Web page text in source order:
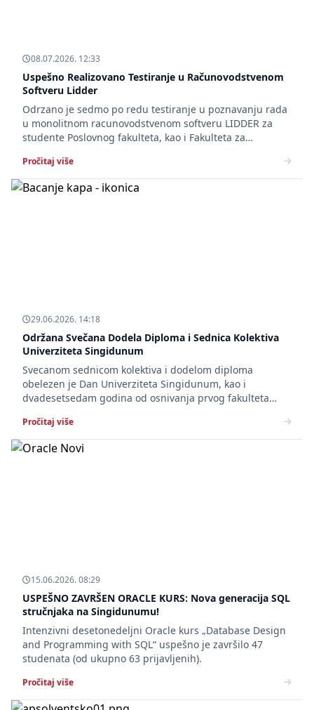
08.07.2026. 12:33
Uspešno Realizovano Testiranje u Računovodstvenom
Softveru Lidder
Odrzano je sedmo po redu testiranje u poznavanju rada
u monolitnom racunovodstvenom softveru LIDDER za
studente Poslovnog fakulteta, kao i Fakulteta za
Pročitaj više
29.06.2026. 14:18
Održana Svečana Dodela Diploma i Sednica Kolektiva
Univerziteta Singidunum
Svecanom sednicom kolektiva i dodelom diploma
obelezen je Dan Univerziteta Singidunum, kao i
dvadesetsedam godina od osnivanja prvog fakulteta
Pročitaj više
15.06.2026. 08:29
USPEŠNO ZAVRŠEN ORACLE KURS: Nova generacija SQL
stručnjaka na Singidunumu!
Intenzivni desetonedeljni Oracle kurs „Database Design
and Programming with SQL“ uspešno je završilo 47
studenata (od ukupno 63 prijavljenih).
Pročitaj više